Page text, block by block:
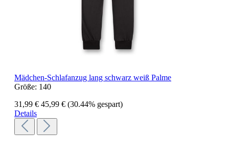
Mädchen-Schlafanzug lang schwarz weiß Palme
Größe: 140
31,99 € 45,99 € (30.44% gespart)
Details